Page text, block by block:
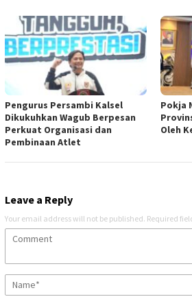
Pengurus Persambi Kalsel
Dikukuhkan Wagub Berpesan
Perkuat Organisasi dan
Pembinaan Atlet
Pokja
Oleh
Leave a Reply
Your email address will not be published. Required